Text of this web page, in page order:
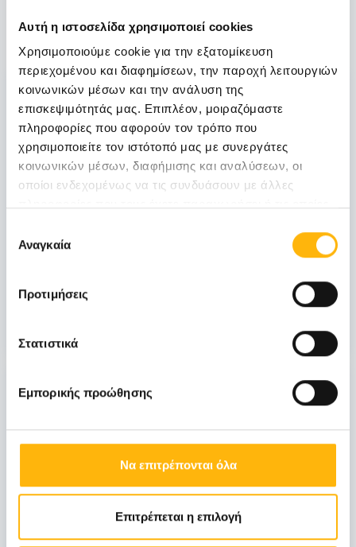
Αυτή η ιστοσελίδα χρησιμοποιεί cookies
Χρησιμοποιούμε cookie για την εξατομίκευση
περιεχομένου και διαφημίσεων, την παροχή λειτουργιών
κοινωνικών μέσων και την ανάλυση της
επισκεψιμότητάς μας. Επιπλέον, μοιραζόμαστε
πληροφορίες που αφορούν τον τρόπο που
χρησιμοποιείτε τον ιστότοπό μας με συνεργάτες
κοινωνικών μέσων, διαφήμισης και αναλύσεων, οι
οποίοι ενδεχομένως να τις συνδυάσουν με άλλες
των υπηρεσιών τους.
συγκατάθεσης
Αναγκαία
Προτιμήσεις
Στατιστικά
Εμπορικής προώθησης
Να επιτρέπονται όλα
Επιτρέπεται η επιλογή
Δείτε Επίσης
06
06 - 07 ΝΟΕ
Διημερίδα «Γυναικολογικές νεοπλασίες και
Θεραπευτικά διλήμματα και νεότερα
δεδομένα από το ESMO 2026»
31
ΓΕΝΙΚΗ ΚΛΙΝΙΚΗ
ΙΑΣΩ: Ημερίδα «Ενδιαφέροντα θέματα
Λοιμώξεων»